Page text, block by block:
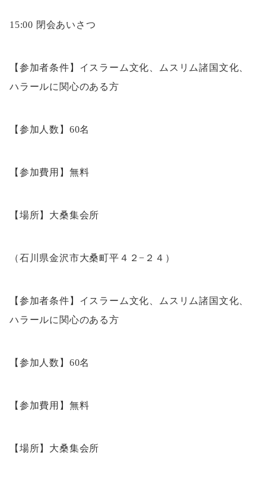
15:00 閉会あいさつ
【参加者条件】イスラーム文化、ムスリム諸国文化、
ハラールに関心のある方
【参加人数】60名
【参加費用】無料
【場所】大桑集会所
（石川県金沢市大桑町平４２−２４）
【参加者条件】イスラーム文化、ムスリム諸国文化、
ハラールに関心のある方
【参加人数】60名
【参加費用】無料
【場所】大桑集会所